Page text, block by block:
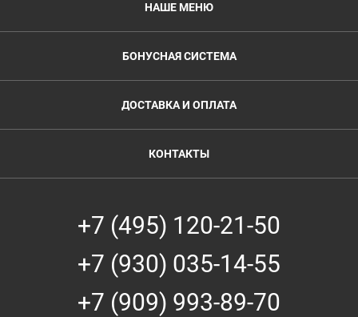
НАШЕ МЕНЮ
БОНУСНАЯ СИСТЕМА
ДОСТАВКА И ОПЛАТА
КОНТАКТЫ
+7 (495) 120-21-50
+7 (930) 035-14-55
+7 (909) 993-89-70